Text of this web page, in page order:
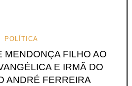
POLÍTICA
MENDONÇA FILHO AO
E IRMÃ DO
ANDRÉ FERREIRA